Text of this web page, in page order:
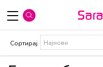
Сортирај